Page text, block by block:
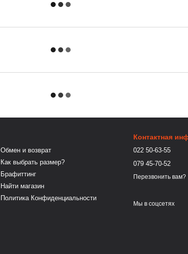
Обмен и возврат
Как выбрать размер?
Брафиттинг
Найти магазин
Политика Конфиденциальности
Контактная
022 50-63-55
079 45-70-52
Перезвонить вам?
Мы в соцсетях